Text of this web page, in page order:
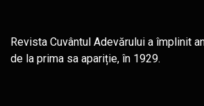
Revista Cuvântul Adevărului a împlinit
de la prima sa apariție, în 1929.